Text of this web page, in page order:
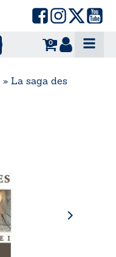
0
» La saga des